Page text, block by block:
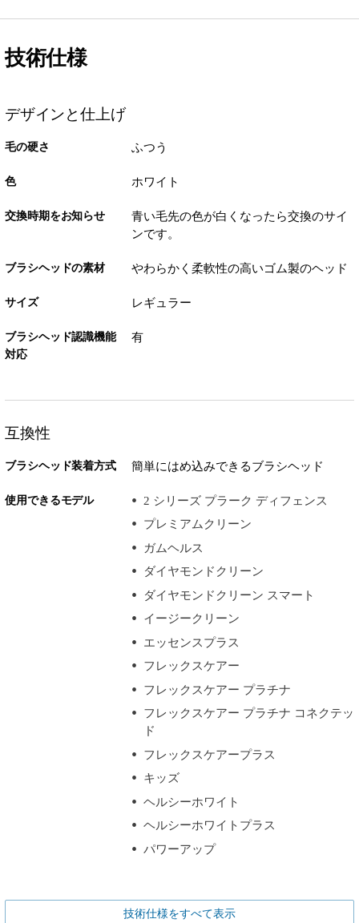
技術仕様
デザインと仕上げ
毛の硬さ ふつう
色 ホワイト
交換時期をお知らせ
青い毛先の色が白くなったら交換のサイ
ンです。
ブラシヘッドの素材 やわらかく柔軟性の高いゴム製のヘッド
サイズ レギュラー
ブラシヘッド認識機能
対応
有
互換性
ブラシヘッド装着方式 簡単にはめ込みできるブラシヘッド
使用できるモデル
2 シリーズ プラーク ディフェンス
プレミアムクリーン
ガムヘルス
ダイヤモンドクリーン
ダイヤモンドクリーン スマート
イージークリーン
エッセンスプラス
フレックスケアー
フレックスケアー プラチナ
フレックスケアー プラチナ コネクテッ
ド
フレックスケアープラス
キッズ
ヘルシーホワイト
ヘルシーホワイトプラス
パワーアップ
技術仕様をすべて表示